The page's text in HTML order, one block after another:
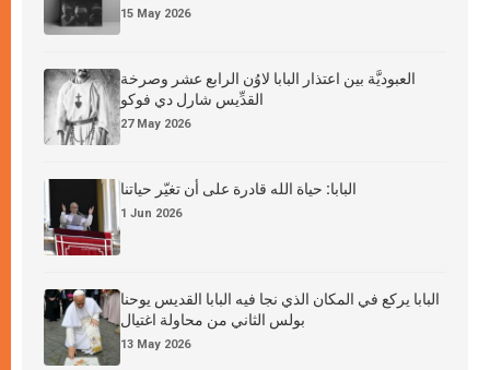
15 May 2026
العبوديَّة بين اعتذار البابا لاوُن الرابع عشر وصرخة
القدِّيس شارل دي فوكو
27 May 2026
البابا: حياة الله قادرة على أن تغيّر حياتنا
1 Jun 2026
البابا يركع في المكان الذي نجا فيه البابا القديس يوحنا
بولس الثاني من محاولة اغتيال
13 May 2026